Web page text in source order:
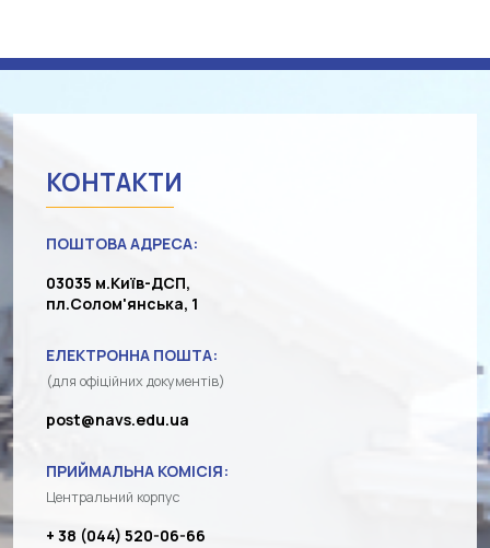
КОНТАКТИ
ПОШТОВА АДРЕСА:
03035 м.Київ-ДСП,
пл.Солом'янська, 1
ЕЛЕКТРОННА ПОШТА:
(для офіційних документів)
post@navs.edu.ua
ПРИЙМАЛЬНА КОМІСІЯ:
Центральний корпус
+ 38 (044) 520-06-66